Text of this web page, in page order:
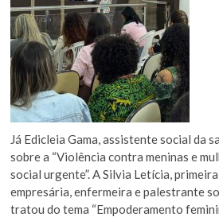
Já Edicleia Gama, assistente social da
sobre a “Violência contra meninas e
social urgente”. A Silvia Letícia,
empresária, enfermeira e palestrante
tratou do tema “Empoderamento